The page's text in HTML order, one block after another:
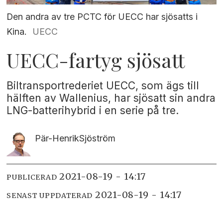
Den andra av tre PCTC för UECC har sjösatts i
Kina.
UECC
UECC-fartyg sjösatt
Biltransportrederiet UECC, som ägs till
hälften av Wallenius, har sjösatt sin andra
LNG-batterihybrid i en serie på tre.
Pär-HenrikSjöström
PUBLICERAD 2021-08-19 - 14:17
SENAST UPPDATERAD 2021-08-19 - 14:17